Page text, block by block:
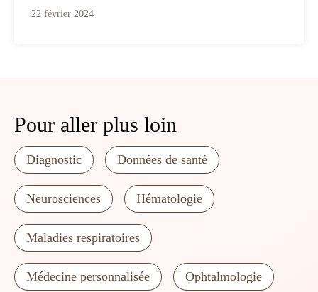
22 février 2024
Pour aller plus loin
Diagnostic Données de santé
Neurosciences Hématologie
Maladies respiratoires
Médecine personnalisée Ophtalmologie